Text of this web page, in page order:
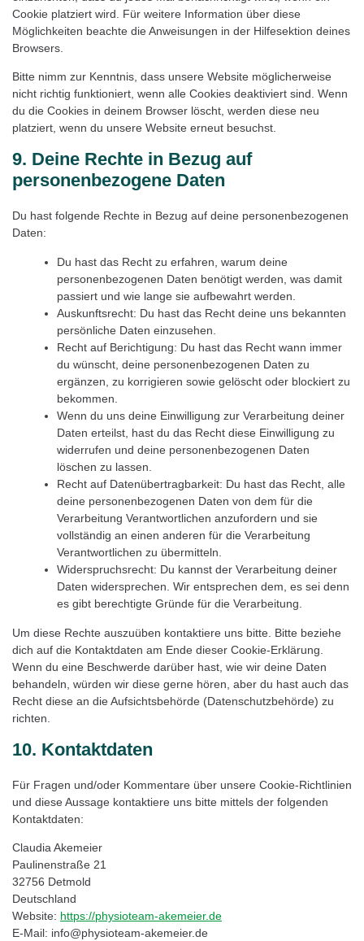
Cookie platziert wird. Für weitere Information über diese
Möglichkeiten beachte die Anweisungen in der Hilfesektion deines
Browsers.
Bitte nimm zur Kenntnis, dass unsere Website möglicherweise
nicht richtig funktioniert, wenn alle Cookies deaktiviert sind. Wenn
du die Cookies in deinem Browser löscht, werden diese neu
platziert, wenn du unsere Website erneut besuchst.
9. Deine Rechte in Bezug auf
personenbezogene Daten
Du hast folgende Rechte in Bezug auf deine personenbezogenen
Daten:
Du hast das Recht zu erfahren, warum deine
personenbezogenen Daten benötigt werden, was damit
passiert und wie lange sie aufbewahrt werden.
Auskunftsrecht: Du hast das Recht deine uns bekannten
persönliche Daten einzusehen.
Recht auf Berichtigung: Du hast das Recht wann immer
du wünscht, deine personenbezogenen Daten zu
ergänzen, zu korrigieren sowie gelöscht oder blockiert zu
bekommen.
Wenn du uns deine Einwilligung zur Verarbeitung deiner
Daten erteilst, hast du das Recht diese Einwilligung zu
widerrufen und deine personenbezogenen Daten
löschen zu lassen.
Recht auf Datenübertragbarkeit: Du hast das Recht, alle
deine personenbezogenen Daten von dem für die
Verarbeitung Verantwortlichen anzufordern und sie
vollständig an einen anderen für die Verarbeitung
Verantwortlichen zu übermitteln.
Widerspruchsrecht: Du kannst der Verarbeitung deiner
Daten widersprechen. Wir entsprechen dem, es sei denn
es gibt berechtigte Gründe für die Verarbeitung.
Um diese Rechte auszuüben kontaktiere uns bitte. Bitte beziehe
dich auf die Kontaktdaten am Ende dieser Cookie-Erklärung.
Wenn du eine Beschwerde darüber hast, wie wir deine Daten
behandeln, würden wir diese gerne hören, aber du hast auch das
Recht diese an die Aufsichtsbehörde (Datenschutzbehörde) zu
richten.
10. Kontaktdaten
Für Fragen und/oder Kommentare über unsere Cookie-Richtlinien
und diese Aussage kontaktiere uns bitte mittels der folgenden
Kontaktdaten:
Claudia Akemeier
Paulinenstraße 21
32756 Detmold
Deutschland
Website: https://physioteam-akemeier.de
E-Mail: info@physioteam-akemeier.de